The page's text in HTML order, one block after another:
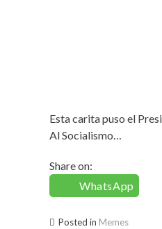
Esta carita puso el
Al Socialismo…
Share on:
WhatsApp
Posted in Memes